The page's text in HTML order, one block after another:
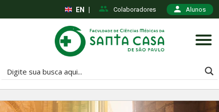
Colaboradores Alunos
EN